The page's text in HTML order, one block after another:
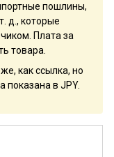
пошлины,
д., которые
Плата за
товара.
как ссылка, но
показана в JPY.